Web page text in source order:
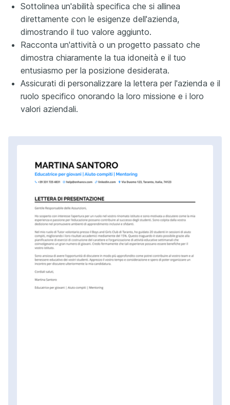
Sottolinea un'abilità specifica che si allinea
direttamente con le esigenze dell'azienda,
dimostrando il tuo valore aggiunto.
Racconta un'attività o un progetto passato che
dimostra chiaramente la tua idoneità e il tuo
entusiasmo per la posizione desiderata.
Assicurati di personalizzare la lettera per l'azienda e il
ruolo specifico onorando la loro missione e i loro
valori aziendali.